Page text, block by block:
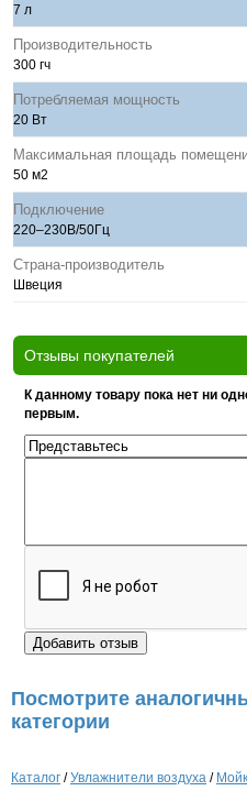
7 л
Производительность
300 гч
Потребляемая мощность
20 Вт
Максимальная площадь
50 м2
Подключение
220–230В/50Гц
Страна-производитель
Швеция
Отзывы покупателей
К данному товару пока нет ни
первым.
Посмотрите
категории
Каталог /Увлажнители воздуха /